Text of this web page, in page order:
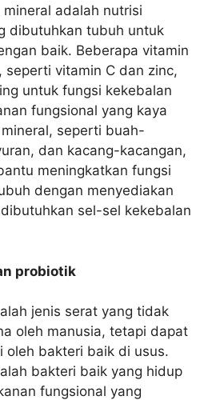
adalah nutrisi
dibutuhkan tubuh untuk
baik. Beberapa vitamin
seperti vitamin C dan zinc,
untuk fungsi kekebalan
fungsional yang kaya
seperti buah-
dan kacang-kacangan,
meningkatkan fungsi
dengan menyediakan
sel-sel kekebalan
probiotik
jenis serat yang tidak
oleh manusia, tetapi dapat
oleh bakteri baik di usus.
bakteri baik yang hidup
fungsional yang